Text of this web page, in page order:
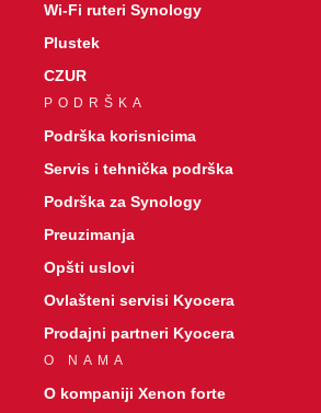
Wi-Fi ruteri Synology
Plustek
CZUR
PODRŠKA
Podrška korisnicima
Servis i tehnička podrška
Podrška za Synology
Preuzimanja
Opšti uslovi
Ovlašteni servisi Kyocera
Prodajni partneri Kyocera
O NAMA
O kompaniji Xenon forte